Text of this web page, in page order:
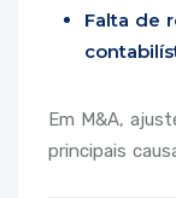
Falta de
Em M&A,
principais